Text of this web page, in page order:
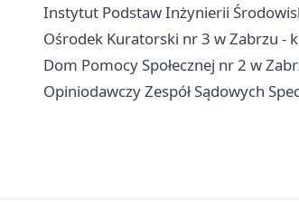
Instytut Podstaw Inżynierii
Ośrodek Kuratorski nr 3 w Zabrzu -
Dom Pomocy Społecznej nr 2 w
Opiniodawczy Zespół Sądowych